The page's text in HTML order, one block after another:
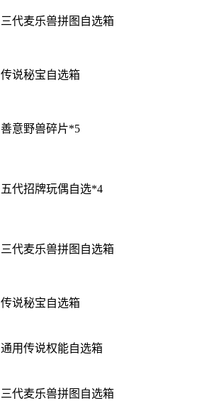
三代麦乐兽拼图自选箱
传说秘宝自选箱
善意野兽碎片*5
五代招牌玩偶自选*4
三代麦乐兽拼图自选箱
传说秘宝自选箱
通用传说权能自选箱
三代麦乐兽拼图自选箱